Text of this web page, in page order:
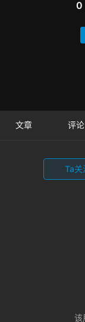
0
文章 评论
Ta关
该